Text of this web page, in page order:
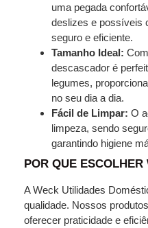
uma pegada
deslizes e possíveis
seguro e eficiente.
Tamanho Ideal:
descascador é
legumes,
no seu dia a dia.
Fácil de Limpar: O
limpeza, sendo
garantindo higiene
POR QUE ESCOLHER
A Weck Utilidades
qualidade. Nossos
oferecer praticidade e